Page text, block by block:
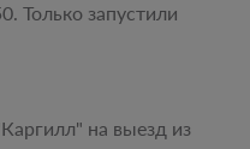
Только запустили
на выезд из